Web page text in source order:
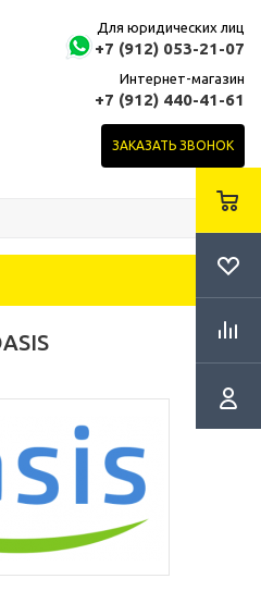
Для юридических лиц
+7 (912) 053-21-07
Интернет-магазин
+7 (912) 440-41-61
ЗАКАЗАТЬ ЗВОНОК